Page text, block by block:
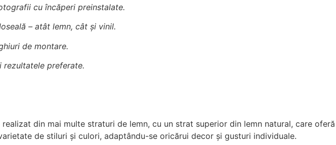
cu încăperi preinstalate.
– atât lemn, cât și vinil.
de montare.
rezultatele preferate.
din mai multe straturi de lemn, cu un strat superior din lemn natural, care oferă
de stiluri și culori, adaptându-se oricărui decor și gusturi individuale.